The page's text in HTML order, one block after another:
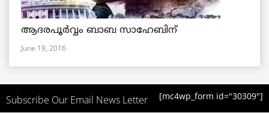
ആദരപൂര്‍വ്വം ബാബ സാഹേബിന്
June 19, 2016
Subscribe Our Email News Letter [mc4wp_form id="30309"]